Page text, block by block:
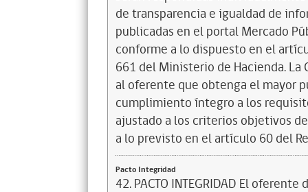
de transparencia e igualdad de
publicadas en el portal Mercado
conforme a lo dispuesto en el
661 del Ministerio de Hacienda.
al oferente que obtenga el mayor
cumplimiento íntegro a los
ajustado a los criterios objetivos
a lo previsto en el artículo 60 del
Pacto Integridad
42. PACTO INTEGRIDAD El